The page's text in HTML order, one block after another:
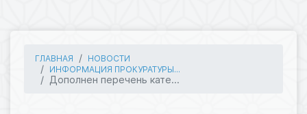
ГЛАВНАЯ
НОВОСТИ
ИНФОРМАЦИЯ ПРОКУРАТУРЫ...
Дополнен перечень кате...